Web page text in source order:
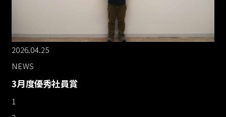
2026.04.25
NEWS
3月度優秀社員賞
1